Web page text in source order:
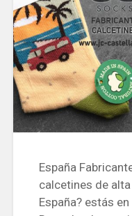
España
calcetines de
España? estás